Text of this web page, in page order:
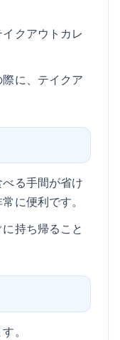
クアウトカレ
に、テイクア
る手間が省け
に便利です。
持ち帰ること
。